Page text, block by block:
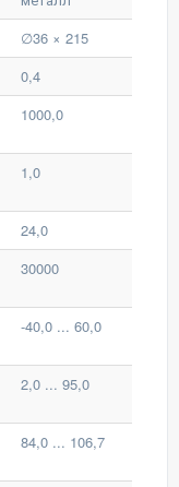
∅36 × 215
0,4
1000,0
1,0
24,0
30000
-40,0 ... 60,0
2,0 ... 95,0
84,0 ... 106,7